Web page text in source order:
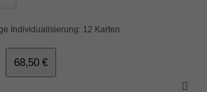
Individualisierung: 12 Karten
68,50 €